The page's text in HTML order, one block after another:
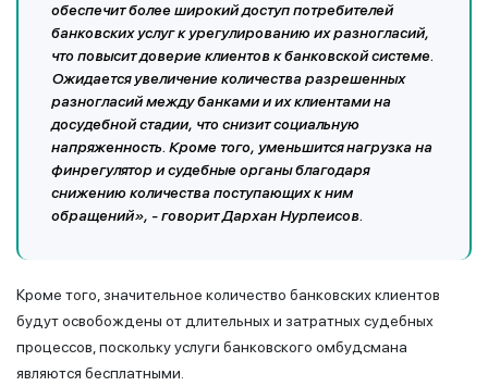
обеспечит более широкий доступ потребителей
банковских услуг к урегулированию их разногласий,
что повысит доверие клиентов к банковской системе.
Ожидается увеличение количества разрешенных
разногласий между банками и их клиентами на
досудебной стадии, что снизит социальную
напряженность. Кроме того, уменьшится нагрузка на
финрегулятор и судебные органы благодаря
снижению количества поступающих к ним
обращений», - говорит Дархан Нурпеисов.
Кроме того, значительное количество банковских клиентов
будут освобождены от длительных и затратных судебных
процессов, поскольку услуги банковского омбудсмана
являются бесплатными.